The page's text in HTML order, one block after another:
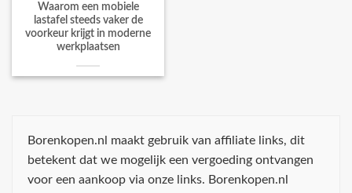
Waarom een mobiele
lastafel steeds vaker de
voorkeur krijgt in moderne
werkplaatsen
Borenkopen.nl maakt gebruik van affiliate links, dit
betekent dat we mogelijk een vergoeding ontvangen
voor een aankoop via onze links. Borenkopen.nl